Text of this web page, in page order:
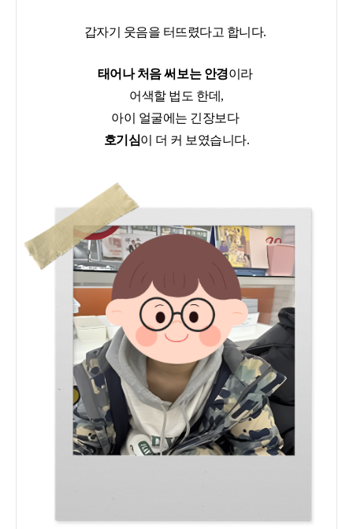
갑자기 웃음을 터뜨렸다고 합니다.
태어나 처음 써보는 안경이라
어색할 법도 한데,
아이 얼굴에는 긴장보다
호기심이 더 커 보였습니다.